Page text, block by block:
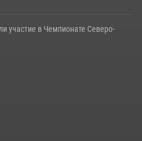
участие в Чемпионате Северо-